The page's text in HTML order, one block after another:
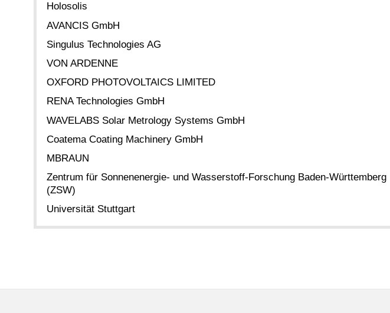
Holosolis
AVANCIS GmbH
Singulus Technologies AG
VON ARDENNE
OXFORD PHOTOVOLTAICS LIMITED
RENA Technologies GmbH
WAVELABS Solar Metrology Systems GmbH
Coatema Coating Machinery GmbH
MBRAUN
Zentrum für Sonnenenergie- und Wasserstoff-Forschung Baden-Württemberg
(ZSW)
Universität Stuttgart